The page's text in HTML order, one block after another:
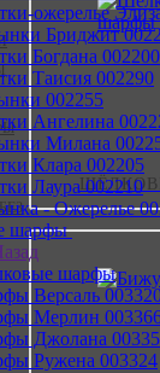
ожерелье
Бриджит
Богдана 002200
Таисия 002290
002255
Ангелина
Милана
Клара 002205
Лаура 002210
- Ожерелье
шарфы
шарфы
Версаль
Мерлин
Джолана
Ружена 003324